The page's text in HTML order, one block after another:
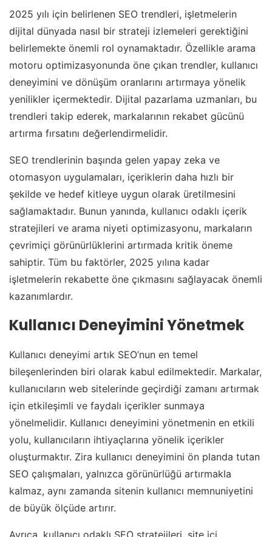
2025 yılı için belirlenen SEO trendleri, işletmelerin
dijital dünyada nasıl bir strateji izlemeleri gerektiğini
belirlemekte önemli rol oynamaktadır. Özellikle arama
motoru optimizasyonunda öne çıkan trendler, kullanıcı
deneyimini ve dönüşüm oranlarını artırmaya yönelik
yenilikler içermektedir. Dijital pazarlama uzmanları, bu
trendleri takip ederek, markalarının rekabet gücünü
artırma fırsatını değerlendirmelidir.
SEO trendlerinin başında gelen yapay zeka ve
otomasyon uygulamaları, içeriklerin daha hızlı bir
şekilde ve hedef kitleye uygun olarak üretilmesini
sağlamaktadır. Bunun yanında, kullanıcı odaklı içerik
stratejileri ve arama niyeti optimizasyonu, markaların
çevrimiçi görünürlüklerini artırmada kritik öneme
sahiptir. Tüm bu faktörler, 2025 yılına kadar
işletmelerin rekabette öne çıkmasını sağlayacak önemli
kazanımlardır.
Kullanıcı Deneyimini Yönetmek
Kullanıcı deneyimi artık SEO’nun en temel
bileşenlerinden biri olarak kabul edilmektedir. Markalar,
kullanıcıların web sitelerinde geçirdiği zamanı artırmak
için etkileşimli ve faydalı içerikler sunmaya
yönelmelidir. Kullanıcı deneyimini yönetmenin en etkili
yolu, kullanıcıların ihtiyaçlarına yönelik içerikler
oluşturmaktır. Zira kullanıcı deneyimini ön planda tutan
SEO çalışmaları, yalnızca görünürlüğü artırmakla
kalmaz, aynı zamanda sitenin kullanıcı memnuniyetini
de büyük ölçüde artırır.
Ayrıca, kullanıcı odaklı SEO stratejileri, site içi